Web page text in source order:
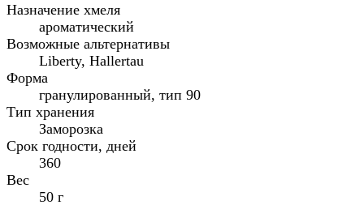
Назначение хмеля
ароматический
Возможные альтернативы
Liberty, Hallertau
Форма
гранулированный, тип 90
Тип хранения
Заморозка
Срок годности, дней
360
Вес
50 г